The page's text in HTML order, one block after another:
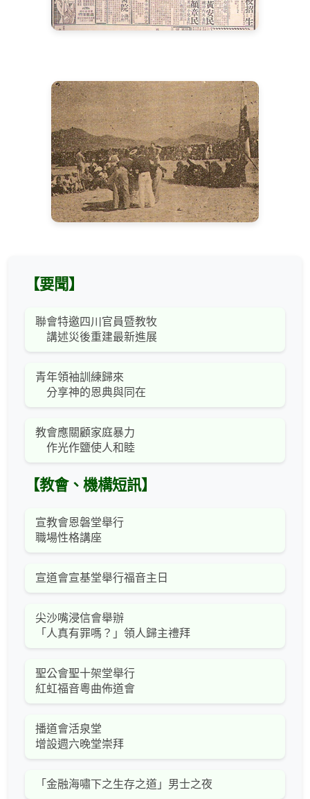
【要聞】
聯會特邀四川官員暨教牧
講述災後重建最新進展
青年領袖訓練歸來
分享神的恩典與同在
教會應關顧家庭暴力
作光作鹽使人和睦
【教會、機構短訊】
宣教會恩磐堂舉行
職場性格講座
宣道會宣基堂舉行福音主日
尖沙嘴浸信會舉辦
「人真有罪嗎？」領人歸主禮拜
聖公會聖十架堂舉行
紅虹福音粵曲佈道會
播道會活泉堂
增設週六晚堂崇拜
「金融海嘯下之生存之道」男士之夜